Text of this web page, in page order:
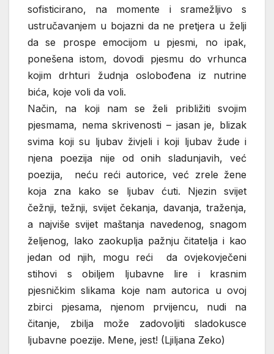
sofisticirano, na momente i sramežljivo s
ustručavanjem u bojazni da ne pretjera u želji
da se prospe emocijom u pjesmi, no ipak,
ponešena istom, dovodi pjesmu do vrhunca
kojim drhturi žudnja oslobođena iz nutrine
bića, koje voli da voli.
Način, na koji nam se želi približiti svojim
pjesmama, nema skrivenosti – jasan je, blizak
svima koji su ljubav živjeli i koji ljubav žude i
njena poezija nije od onih sladunjavih, već
poezija, neću reći autorice, već zrele žene
koja zna kako se ljubav ćuti. Njezin svijet
čežnji, težnji, svijet čekanja, davanja, traženja,
a najviše svijet maštanja navedenog, snagom
željenog, lako zaokuplja pažnju čitatelja i kao
jedan od njih, mogu reći da ovjekovječeni
stihovi s obiljem ljubavne lire i krasnim
pjesničkim slikama koje nam autorica u ovoj
zbirci pjesama, njenom prvijencu, nudi na
čitanje, zbilja može zadovoljiti sladokusce
ljubavne poezije. Mene, jest! (Ljiljana Zeko)